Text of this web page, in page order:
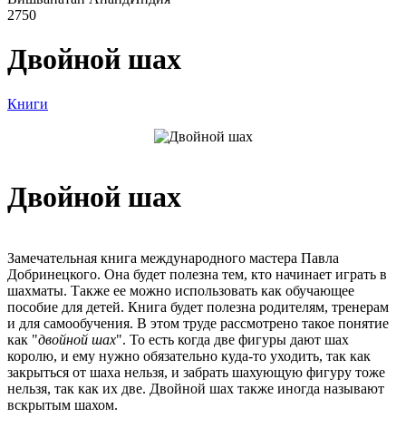
2750
Двойной шах
Книги
Двойной шах
Замечательная книга международного мастера Павла
Добринецкого. Она будет полезна тем, кто начинает играть в
шахматы. Также ее можно использовать как обучающее
пособие для детей. Книга будет полезна родителям, тренерам
и для самообучения. В этом труде рассмотрено такое понятие
как "двойной шах". То есть когда две фигуры дают шах
королю, и ему нужно обязательно куда-то уходить, так как
закрыться от шаха нельзя, и забрать шахующую фигуру тоже
нельзя, так как их две. Двойной шах также иногда называют
вскрытым шахом.